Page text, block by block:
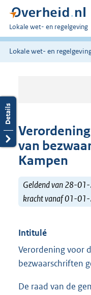
U
bent
hier:
Lokale wet- en regelgeving
Lokale wet- en
van
Kampen
Geldend van 28-
kracht vanaf 01-
Intitulé
Verordening voor
bezwaarschriften
De raad van de